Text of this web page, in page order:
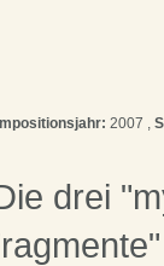
2007 ,
drei